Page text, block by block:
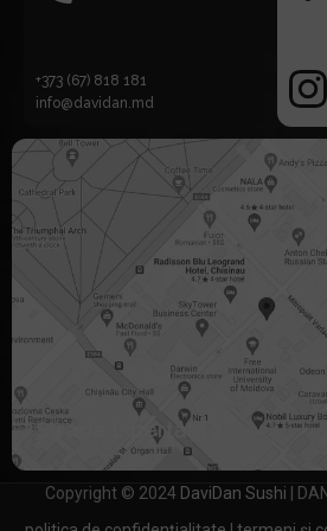
+373 (67) 818 181
info@davidan.md
Strada Libertății 2
Copyright © 2024 DaviDan Sushi |